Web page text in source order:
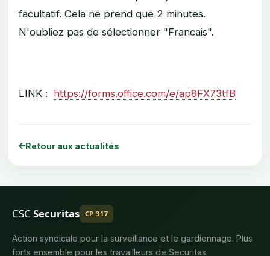
facultatif. Cela ne prend que 2 minutes.
N'oubliez pas de sélectionner "Francais".
LINK : https://forms.office.com/e/ap8FX73tfB
Retour aux actualités
CSC Securitas CP 317
Action syndicale pour la surveillance et le gardiennage. Plus
forts ensemble pour les travailleurs de Securitas.